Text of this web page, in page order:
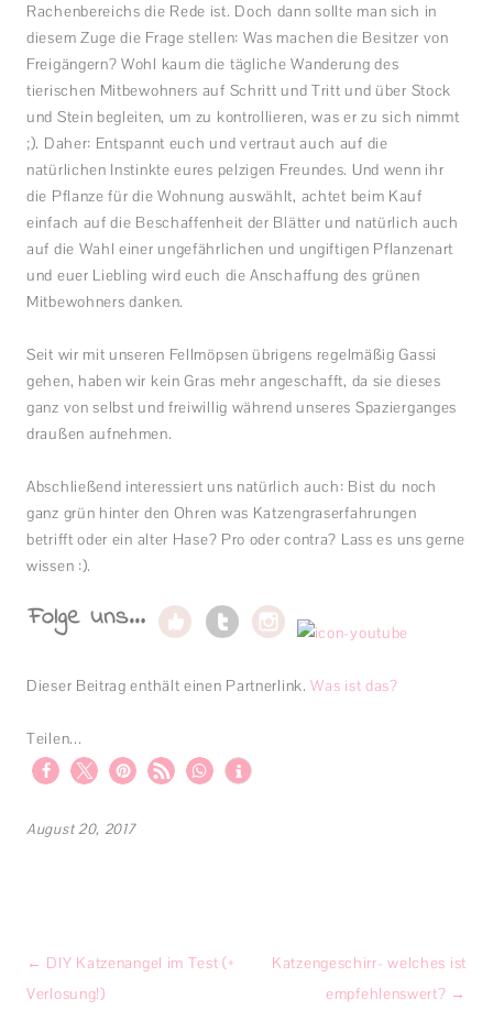
Rachenbereichs die Rede ist. Doch dann sollte man sich in
diesem Zuge die Frage stellen: Was machen die Besitzer von
Freigängern? Wohl kaum die tägliche Wanderung des
tierischen Mitbewohners auf Schritt und Tritt und über Stock
und Stein begleiten, um zu kontrollieren, was er zu sich nimmt
;). Daher: Entspannt euch und vertraut auch auf die
natürlichen Instinkte eures pelzigen Freundes. Und wenn ihr
die Pflanze für die Wohnung auswählt, achtet beim Kauf
einfach auf die Beschaffenheit der Blätter und natürlich auch
auf die Wahl einer ungefährlichen und ungiftigen Pflanzenart
und euer Liebling wird euch die Anschaffung des grünen
Mitbewohners danken.
Seit wir mit unseren Fellmöpsen übrigens regelmäßig Gassi
gehen, haben wir kein Gras mehr angeschafft, da sie dieses
ganz von selbst und freiwillig während unseres Spazierganges
draußen aufnehmen.
Abschließend interessiert uns natürlich auch: Bist du noch
ganz grün hinter den Ohren was Katzengraserfahrungen
betrifft oder ein alter Hase? Pro oder contra? Lass es uns gerne
wissen :).
Dieser Beitrag enthält einen Partnerlink. Was ist das?
Teilen...
August 20, 2017
Beitragsnavigation
← DIY Katzenangel im Test (+
Verlosung!)
Katzengeschirr- welches ist
empfehlenswert? →